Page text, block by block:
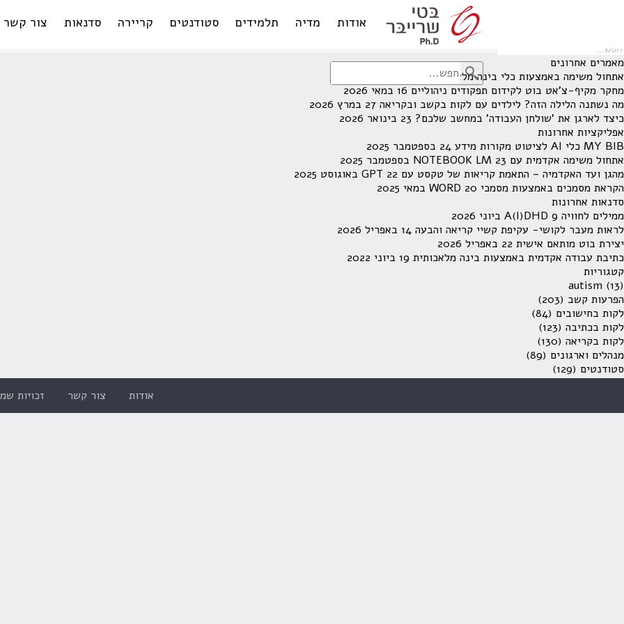
אודות מדיה תלמידים סטודנטים קריירה סדנאות צור קשר
לא נמצאו תוצאות תחת קטגוריה זו.
מחפש משהו מסויים? השתמש בחיפוש
מאמרים אחרונים
אתחול משימה באמצעות כלי בינה מלאכותית
מחקר מקיף-צ'אט בוט לקידום תפקודים ניהוליים 16 במאי 2026
מה נשתנה הלילה הזה? לילדים עם לקות בקשב ובקריאה 27 במרץ 2026
כיצד לארגן את 'שולחן העבודה' במחשב שלכם? 23 בינואר 2026
אפליקציות אחרונות
MY BIB כלי AI לציטוט מקורות מידע
24 בספטמבר 2025
אתחול משימה אקדמית עם NOTEBOOK LM 23 בספטמבר 2025
מהגן ועד האקדמיה – התאמת קריאות של טקסט עם GPT 22 באוגוסט 2025
הקראת מסמכים באמצעות מסמכי WORD 20 במאי 2025
סדנאות אחרונות
ממילים לחוויה A(I)DHD 9 ביוני 2026
לראות מעבר לקושי- עקיפת קשיי קריאה והבעה 14 באפריל 2026
יצירת בוט מותאם אישית 22 באפריל 2026
כתיבת עבודה אקדמית באמצעות בינה מלאכותית 19 ביוני 2022
קטגוריות
autism (13)
הפרעות קשב (203)
לקות בחישובים (84)
לקות בכתיבה (123)
לקות בקריאה (130)
מנהלים וארגונים (89)
סטודנטים (129)
אודות
צור קשר זכויות